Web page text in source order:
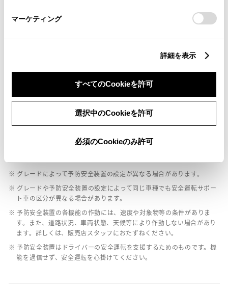
マーケティング
詳細を表示
すべてのCookieを許可
選択中のCookieを許可
必須のCookieのみ許可
ｲﾝﾃﾘｼﾞｪﾝﾄｸﾘｱﾗﾝｽｿﾅｰ・ｽﾏｰﾄｱｼｽﾄ
パノラミックビューモニター（全周囲カメラ）
エアバッグ
※ グレードによって予防安全装置の設定が異なる場合があります。
※ グレードや予防安全装置の設定によって同じ車種でも安全運転サポー
ト車の区分が異なる場合があります。
※ 予防安全装置の各機能の作動には、速度や対象物等の条件がありま
す。また、道路状況、車両状態、天候等により作動しない場合があり
ます。詳しくは、販売店スタッフにおたずねください。
※ 予防安全装置はドライバーの安全運転を支援するためのものです。機
能を過信せず、安全運転を心掛けてください。